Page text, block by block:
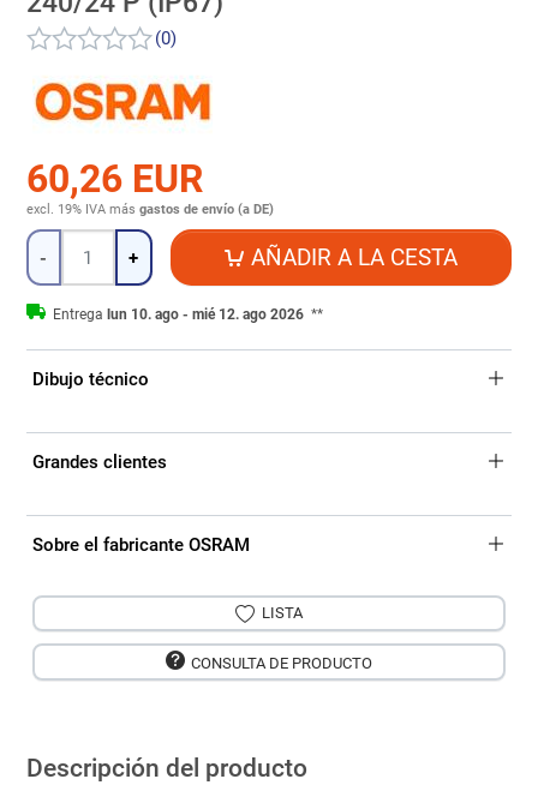
(0)
60,26 EUR
excl. 19% IVA más gastos de envío (a DE)
Cantidad
- + AÑADIR A LA CESTA
Entrega lun 10. ago - mié 12. ago 2026 **
Dibujo técnico
Grandes clientes
Sobre el fabricante OSRAM
LISTA
CONSULTA DE PRODUCTO
Descripción del producto